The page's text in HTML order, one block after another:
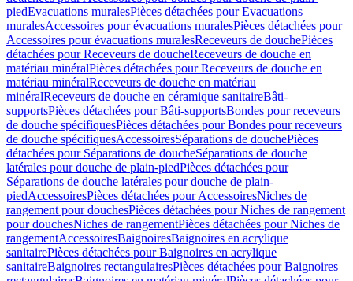
piedEvacuations muralesPièces détachées pour Evacuations
muralesAccessoires pour évacuations muralesPièces détachées pour
Accessoires pour évacuations muralesReceveurs de douchePièces
détachées pour Receveurs de doucheReceveurs de douche en
matériau minéralPièces détachées pour Receveurs de douche en
matériau minéralReceveurs de douche en matériau
minéralReceveurs de douche en céramique sanitaireBâti-
supportsPièces détachées pour Bâti-supportsBondes pour receveurs
de douche spécifiquesPièces détachées pour Bondes pour receveurs
de douche spécifiquesAccessoiresSéparations de douchePièces
détachées pour Séparations de doucheSéparations de douche
latérales pour douche de plain-piedPièces détachées pour
Séparations de douche latérales pour douche de plain-
piedAccessoiresPièces détachées pour AccessoiresNiches de
rangement pour douchesPièces détachées pour Niches de rangement
pour douchesNiches de rangementPièces détachées pour Niches de
rangementAccessoiresBaignoiresBaignoires en acrylique
sanitairePièces détachées pour Baignoires en acrylique
sanitaireBaignoires rectangulairesPièces détachées pour Baignoires